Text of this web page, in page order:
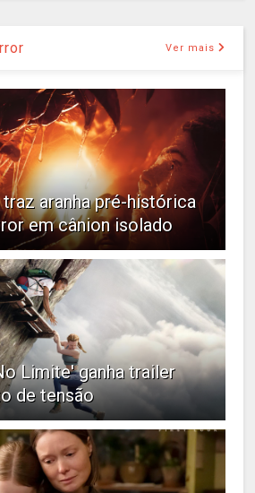
Ver mais
aranha pré-histórica
em cânion isolado
Limite' ganha trailer
de tensão